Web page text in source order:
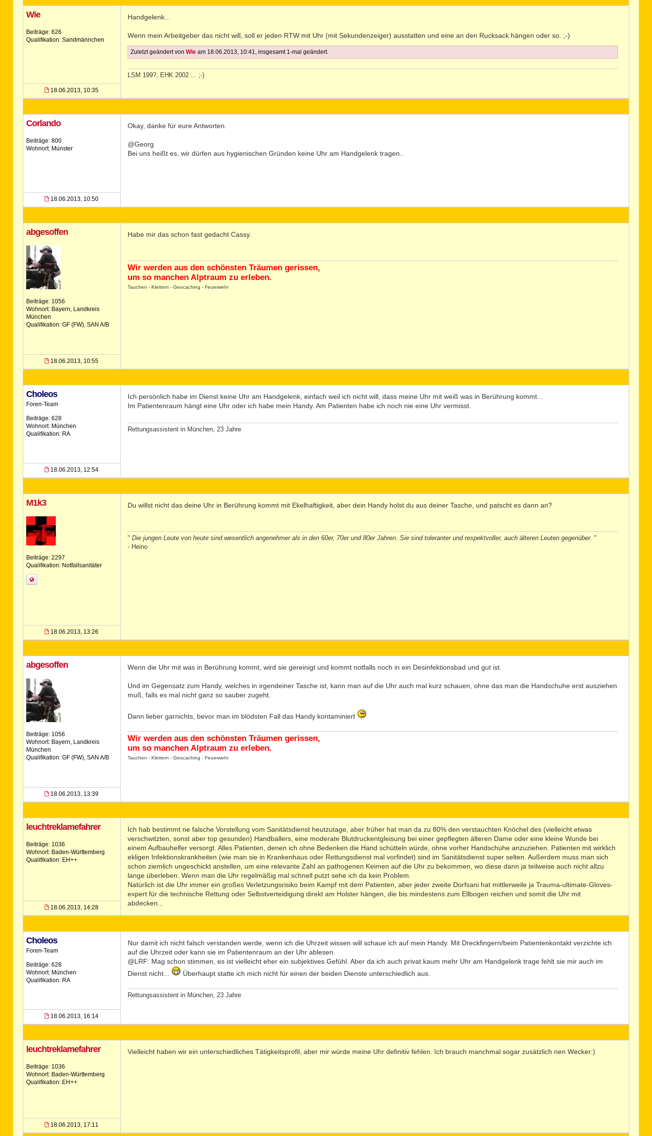
Wie
Beiträge: 626
Qualifikation: Sandmännchen
18.06.2013, 10:35
Handgelenk...
Wenn mein Arbeitgeber das nicht will, soll er jeden RTW mit Uhr (mit Sekundenzeiger) ausstatten und eine an den Rucksack hängen oder so. ;-)
Zuletzt geändert von Wieam 18.06.2013, 10:41, insgesamt 1-mal geändert.
LSM 199?, EHK 2002 ... ;-)
Corlando
Beiträge: 800
Wohnort: Münster
18.06.2013, 10:50
Okay, danke für eure Antworten.
@Georg
Bei uns heißt es, wir dürfen aus hygienischen Gründen keine Uhr am Handgelenk tragen..
abgesoffen
Beiträge: 1056
Wohnort: Bayern, Landkreis
München
Qualifikation: GF (FW), SAN A/B
18.06.2013, 10:55
Habe mir das schon fast gedacht Cassy.
Wir werden aus den schönsten Träumen gerissen,
um so manchen Alptraum zu erleben.
Tauchen - Klettern - Geocaching - Feuerwehr
Choleos
Foren-Team
Beiträge: 628
Wohnort: München
Qualifikation: RA
18.06.2013, 12:54
Ich persönlich habe im Dienst keine Uhr am Handgelenk, einfach weil ich nicht will, dass meine Uhr mit weiß was in Berührung kommt...
Im Patientenraum hängt eine Uhr oder ich habe mein Handy. Am Patienten habe ich noch nie eine Uhr vermisst.
Rettungsassistent in München, 23 Jahre
M1k3
Beiträge: 2297
Qualifikation: Notfallsanitäter
18.06.2013, 13:26
Du willst nicht das deine Uhr in Berührung kommt mit Ekelhaftigkeit, aber dein Handy holst du aus deiner Tasche, und patscht es dann an?
" Die jungen Leute von heute sind wesentlich angenehmer als in den 60er, 70er und 80er Jahren. Sie sind toleranter und respektvoller, auch älteren Leuten gegenüber. "
- Heino
abgesoffen
Beiträge: 1056
Wohnort: Bayern, Landkreis
München
Qualifikation: GF (FW), SAN A/B
18.06.2013, 13:39
Wenn die Uhr mit was in Berührung kommt, wird sie gereinigt und kommt notfalls noch in ein Desinfektionsbad und gut ist.
Und im Gegensatz zum Handy, welches in irgendeiner Tasche ist, kann man auf die Uhr auch mal kurz schauen, ohne das man die Handschuhe erst ausziehen
muß, falls es mal nicht ganz so sauber zugeht.
Dann lieber garnichts, bevor man im blödsten Fall das Handy kontaminiert
Wir werden aus den schönsten Träumen gerissen,
um so manchen Alptraum zu erleben.
Tauchen - Klettern - Geocaching - Feuerwehr
leuchtreklamefahrer
Beiträge: 1036
Wohnort: Baden-Württemberg
Qualifikation: EH++
18.06.2013, 14:28
Ich hab bestimmt ne falsche Vorstellung vom Sanitätsdienst heutzutage, aber früher hat man da zu 80% den verstauchten Knöchel des (vielleicht etwas
verschwitzten, sonst aber top gesunden) Handballers, eine moderate Blutdruckentgleisung bei einer gepflegten älteren Dame oder eine kleine Wunde bei
einem Aufbauhelfer versorgt. Alles Patienten, denen ich ohne Bedenken die Hand schütteln würde, ohne vorher Handschuhe anzuziehen. Patienten mit wirklich
ekligen Infektionskrankheiten (wie man sie in Krankenhaus oder Rettungsdienst mal vorfindet) sind im Sanitätsdienst super selten. Außerdem muss man sich
schon ziemlich ungeschickt anstellen, um eine relevante Zahl an pathogenen Keimen auf die Uhr zu bekommen, wo diese dann ja teilweise auch nicht allzu
lange überleben. Wenn man die Uhr regelmäßig mal schnell putzt sehe ich da kein Problem.
Natürlich ist die Uhr immer ein großes Verletzungsrisiko beim Kampf mit dem Patienten, aber jeder zweite Dorfsani hat mittlerweile ja Trauma-ultimate-Gloves-
expert für die technische Rettung oder Selbstverteidigung direkt am Holster hängen, die bis mindestens zum Ellbogen reichen und somit die Uhr mit
abdecken...
Choleos
Foren-Team
Beiträge: 628
Wohnort: München
Qualifikation: RA
18.06.2013, 16:14
Nur damit ich nicht falsch verstanden werde, wenn ich die Uhrzeit wissen will schaue ich auf mein Handy. Mit Dreckfingern/beim Patientenkontakt verzichte ich
auf die Uhrzeit oder kann sie im Patientenraum an der Uhr ablesen.
@LRF: Mag schon stimmen, es ist vielleicht eher ein subjektives Gefühl. Aber da ich auch privat kaum mehr Uhr am Handgelenk trage fehlt sie mir auch im
Dienst nicht...
Überhaupt statte ich mich nicht für einen der beiden Dienste unterschiedlich aus.
Rettungsassistent in München, 23 Jahre
leuchtreklamefahrer
Beiträge: 1036
Wohnort: Baden-Württemberg
Qualifikation: EH++
18.06.2013, 17:11
Vielleicht haben wir ein unterschiedliches Tätigkeitsprofil, aber mir würde meine Uhr definitiv fehlen. Ich brauch manchmal sogar zusätzlich nen Wecker:)